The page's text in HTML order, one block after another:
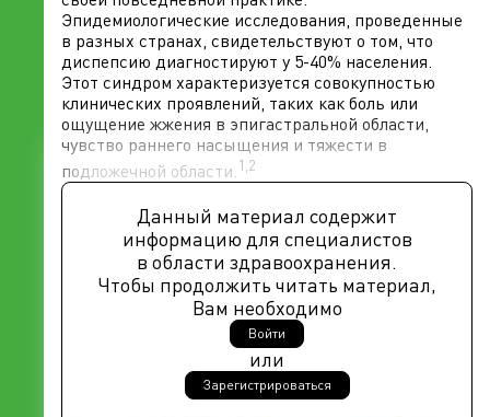
Эпидемиологические исследования, проведенные
в разных странах, свидетельствуют о том, что
диспепсию диагностируют у 5-40% населения.
Этот синдром характеризуется совокупностью
клинических проявлений, таких как боль или
ощущение жжения в эпигастральной области,
чувство раннего насыщения и тяжести в
подложечной области.1,2
Данный материал содержит
информацию для специалистов
в области здравоохранения.
Чтобы продолжить читать материал,
Вам необходимо
Войти
или
Зарегистрироваться